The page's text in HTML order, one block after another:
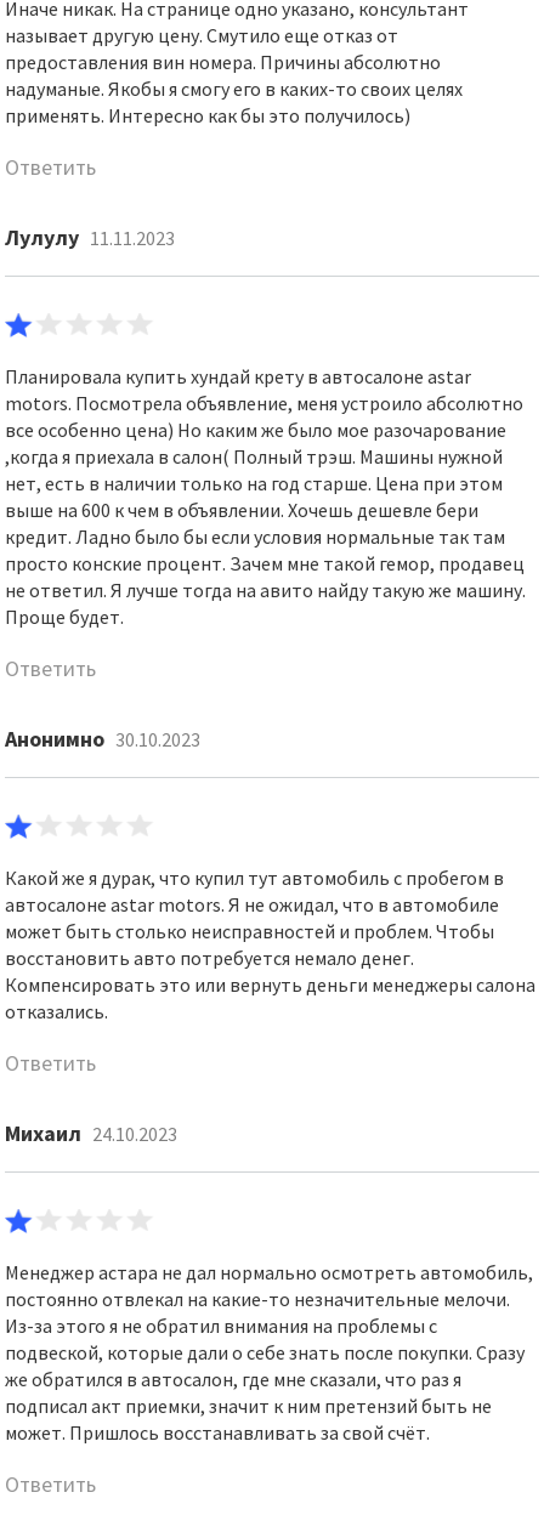
Иначе никак. На странице одно указано, консультант
называет другую цену. Смутило еще отказ от
предоставления вин номера. Причины абсолютно
надуманые. Якобы я смогу его в каких-то своих целях
применять. Интересно как бы это получилось)
Ответить
Лулулу 11.11.2023
Планировала купить хундай крету в автосалоне astar
motors. Посмотрела объявление, меня устроило абсолютно
все особенно цена) Но каким же было мое разочарование
,когда я приехала в салон( Полный трэш. Машины нужной
нет, есть в наличии только на год старше. Цена при этом
выше на 600 к чем в объявлении. Хочешь дешевле бери
кредит. Ладно было бы если условия нормальные так там
просто конские процент. Зачем мне такой гемор, продавец
не ответил. Я лучше тогда на авито найду такую же машину.
Проще будет.
Ответить
Анонимно 30.10.2023
Какой же я дурак, что купил тут автомобиль с пробегом в
автосалоне astar motors. Я не ожидал, что в автомобиле
может быть столько неисправностей и проблем. Чтобы
восстановить авто потребуется немало денег.
Компенсировать это или вернуть деньги менеджеры салона
отказались.
Ответить
Михаил 24.10.2023
Менеджер астара не дал нормально осмотреть автомобиль,
постоянно отвлекал на какие-то незначительные мелочи.
Из-за этого я не обратил внимания на проблемы с
подвеской, которые дали о себе знать после покупки. Сразу
же обратился в автосалон, где мне сказали, что раз я
подписал акт приемки, значит к ним претензий быть не
может. Пришлось восстанавливать за свой счёт.
Ответить